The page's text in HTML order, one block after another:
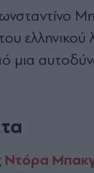
ελληνικού
μια
Ντόρα